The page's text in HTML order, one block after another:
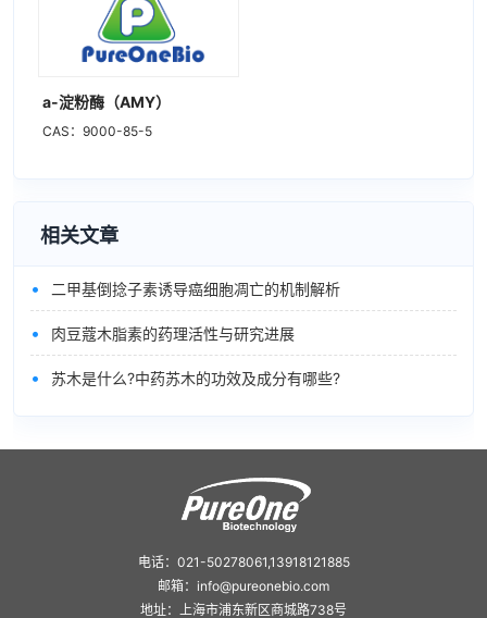
a-淀粉酶（AMY）
CAS：9000-85-5
相关文章
• 二甲基倒捻子素诱导癌细胞凋亡的机制解析
• 肉豆蔻木脂素的药理活性与研究进展
• 苏木是什么?中药苏木的功效及成分有哪些?
电话：021-50278061,13918121885
邮箱：info@pureonebio.com
地址：上海市浦东新区商城路738号